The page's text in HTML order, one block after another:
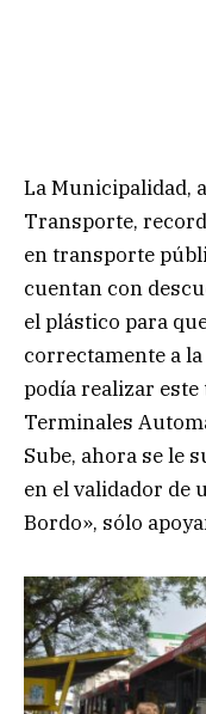
La Municipalidad,
Transporte,
en transporte
cuentan con
el plástico para
correctamente a
podía realizar este
Terminales
Sube, ahora se le
en el validador de
Bordo», sólo